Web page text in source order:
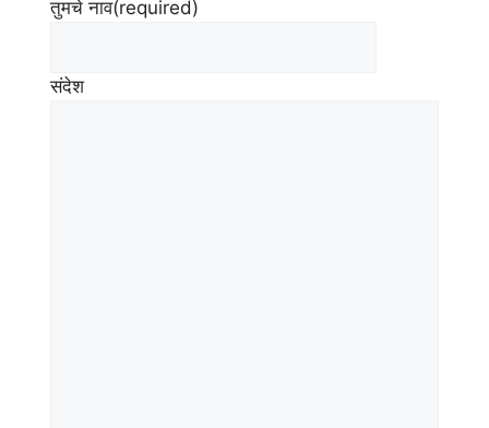
तुमचे नाव(required)
संदेश